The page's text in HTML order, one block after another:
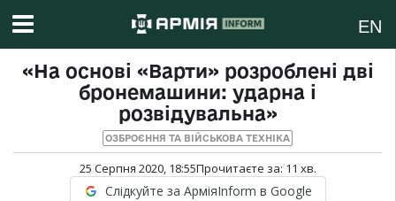
EN
«На основі «Варти» розроблені дві
бронемашини: ударна і
розвідувальна»
ОЗБРОЄННЯ ТА ВІЙСЬКОВА ТЕХНІКА
25 Серпня 2020, 18:55Прочитаєте за: 11 хв.
Слідкуйте за АрміяInform в Google